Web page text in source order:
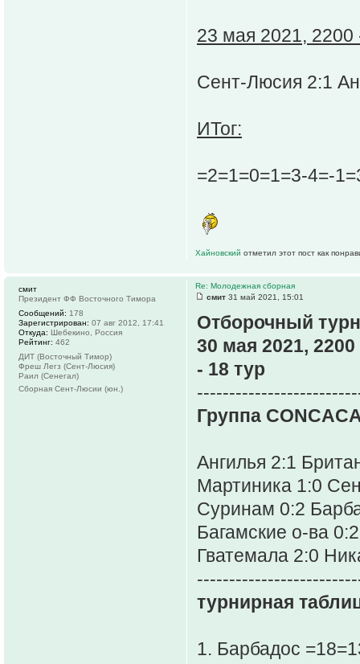
23 мая 2021, 2200
Сент-Люсия 2:1
ИТог:
=2=1=0=1=3-4=-
Хайновский отметил этот пост как
Re: Молодежная сборная
смит 31 май 2021, 15:01
Отборочный
30 мая 2021,
- 18 тур
Группа
Ангилья 2:1
Мартиника 1:0
Суринам 0:2
Багамские о-ва
Гватемала 2:0
турнирная
1. Барбадос
смит
Президент ФФ Восточного Тимора
Сообщений: 178
Зарегистрирован: 07 авг 2012, 17:41
Откуда: Шебекино, Россия
Рейтинг: 462
ДИТ (Восточный Тимор)
Фреш Легз (Сент-Люсия)
Раил (Сенегал)
Сборная Сент-Люсии (юн.)